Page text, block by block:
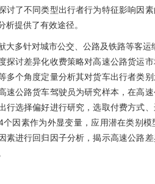
讨了不同类型出行者行为特征影响因
析提供了有效途径。
大多针对城市公交、公路及铁路等客运
探讨差异化收费策略对高速公路货运
多个角度定量分析其对货车出行者类
速公路货车驾驶员为研究样本，在高
行选择偏好进行研究，选取付费方式
个因素作为外显变量，应用潜在类别
素进行回归因子分析，揭示高速公路